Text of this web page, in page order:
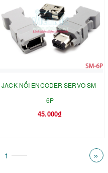
JACK NỐI ENCODER SERVO SM-
6P
45.000₫
1 »